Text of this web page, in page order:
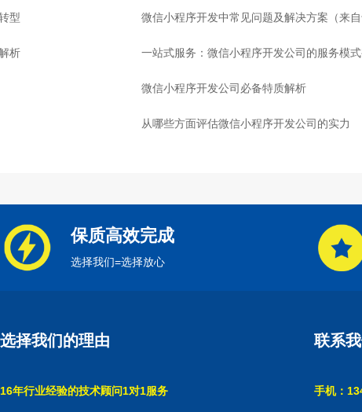
型 微信小程序开发中常见问题及解决方案（来自
析 一站式服务：微信小程序开发公司的服务模
微信小程序开发公司必备特质解析
从哪些方面评估微信小程序开发公司的实力
保质高效完成
选择我们=选择放心
选择我们的理由
16年行业经验的技术顾问1对1服务
联系
手机：